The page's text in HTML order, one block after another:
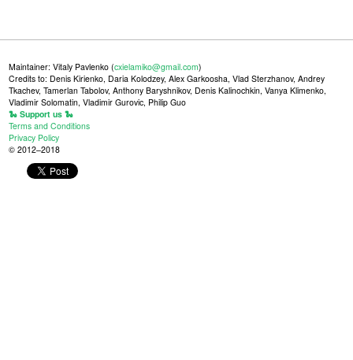
Maintainer: Vitaly Pavlenko (cxielamiko@gmail.com)
Credits to: Denis Kirienko, Daria Kolodzey, Alex Garkoosha, Vlad Sterzhanov, Andrey
Tkachev, Tamerlan Tabolov, Anthony Baryshnikov, Denis Kalinochkin, Vanya Klimenko,
Vladimir Solomatin, Vladimir Gurovic, Philip Guo
🐍 Support us 🐍
Terms and Conditions
Privacy Policy
© 2012–2018